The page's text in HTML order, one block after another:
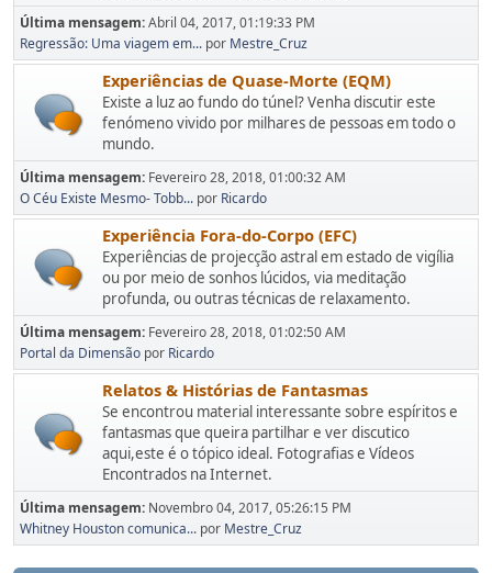
Última mensagem:Abril 04, 2017, 01:19:33 PM
Regressão: Uma viagem em... por Mestre_Cruz
Experiências de Quase-Morte (EQM)
Existe a luz ao fundo do túnel? Venha discutir este
fenómeno vivido por milhares de pessoas em todo o
mundo.
Última mensagem: Fevereiro 28, 2018, 01:00:32 AM
O Céu Existe Mesmo- Tobb... por Ricardo
Experiência Fora-do-Corpo (EFC)
Experiências de projecção astral em estado de vigília
ou por meio de sonhos lúcidos, via meditação
profunda, ou outras técnicas de relaxamento.
Última mensagem: Fevereiro 28, 2018, 01:02:50 AM
Portal da Dimensão por Ricardo
Relatos & Histórias de Fantasmas
Se encontrou material interessante sobre espíritos e
fantasmas que queira partilhar e ver discutico
aqui,este é o tópico ideal. Fotografias e Vídeos
Encontrados na Internet.
Última mensagem: Novembro 04, 2017, 05:26:15 PM
Whitney Houston comunica... por Mestre_Cruz